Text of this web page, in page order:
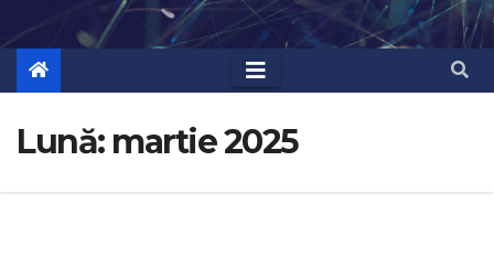
Lună: martie 2025